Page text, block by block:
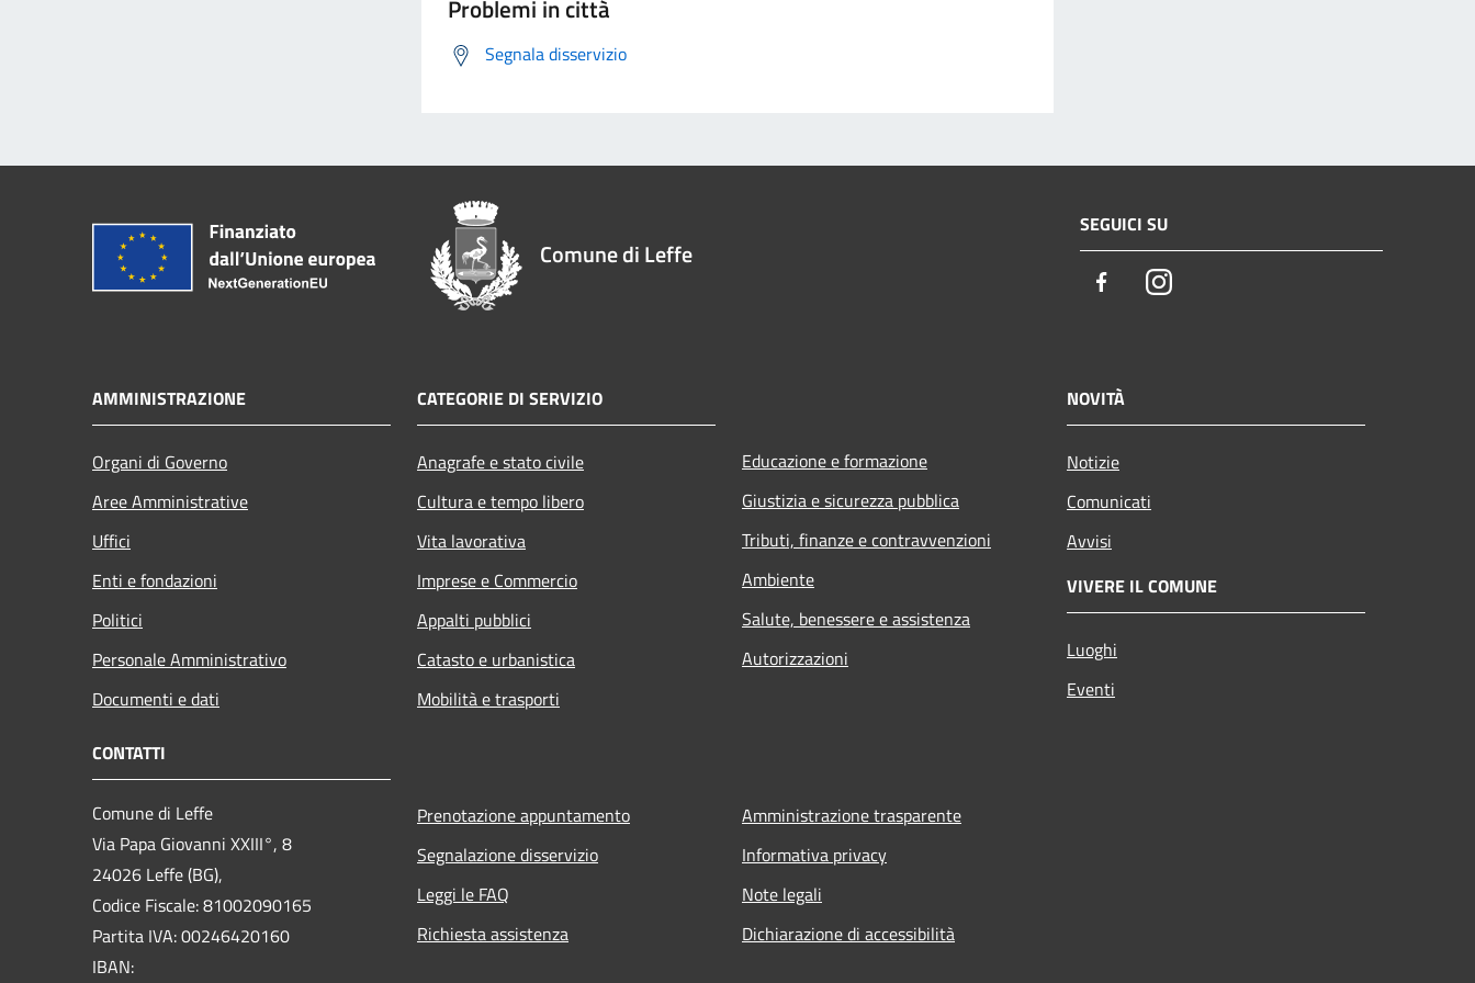
Problemi in città
Segnala disservizio
Comune di Leffe
SEGUICI SU
FacebookInstagram
AMMINISTRAZIONE
Organi di Governo
Aree Amministrative
Uffici
Enti e fondazioni
Politici
Personale Amministrativo
Documenti e dati
CATEGORIE DI SERVIZIO
Anagrafe e stato civile
Cultura e tempo libero
Vita lavorativa
Imprese e Commercio
Appalti pubblici
Catasto e urbanistica
Mobilità e trasporti
Educazione e formazione
Giustizia e sicurezza pubblica
Tributi, finanze e contravvenzioni
Ambiente
Salute, benessere e assistenza
Autorizzazioni
NOVITÀ
Notizie
Comunicati
Avvisi
VIVERE IL COMUNE
Luoghi
Eventi
CONTATTI
Comune di Leffe
Via Papa Giovanni XXIII°, 8
24026 Leffe (BG),
Codice Fiscale: 81002090165
Partita IVA: 00246420160
IBAN:
Prenotazione appuntamento
Segnalazione disservizio
Leggi le FAQ
Richiesta assistenza
Amministrazione trasparente
Informativa privacy
Note legali
Dichiarazione di accessibilità